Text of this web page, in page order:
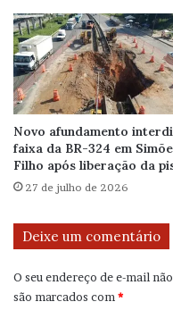
Novo afundamento
faixa da BR-324 em
Filho após liberação da
27 de julho de 2026
Deixe um comentário
O seu endereço de e-mail
são marcados com*